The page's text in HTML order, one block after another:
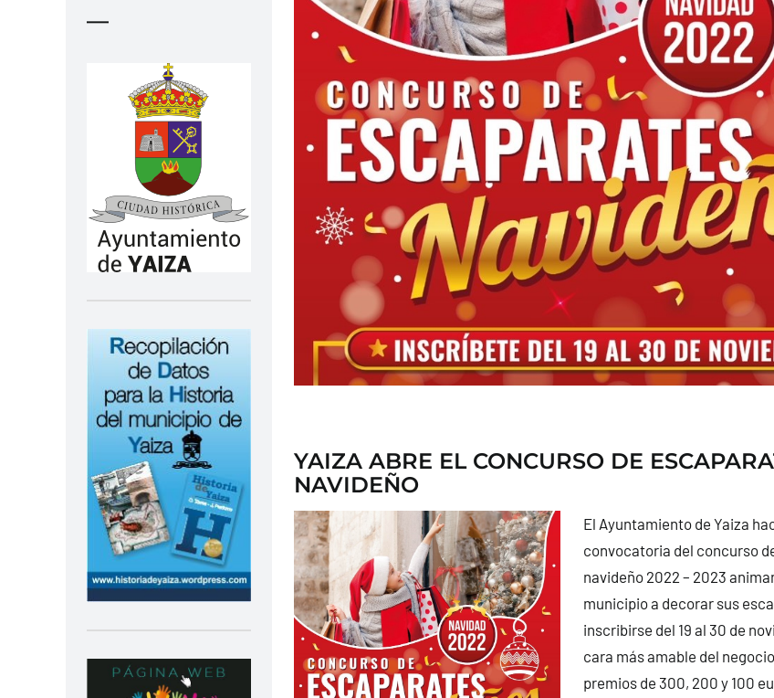
—
YAIZA ABRE EL CONCURSO DE
NAVIDEÑO
El Ayuntamiento de Yaiza
convocatoria del concurso
navideño 2022 – 2023
municipio a decorar sus
inscribirse del 19 al 30 de
cara más amable del
premios de 300, 200 y 100